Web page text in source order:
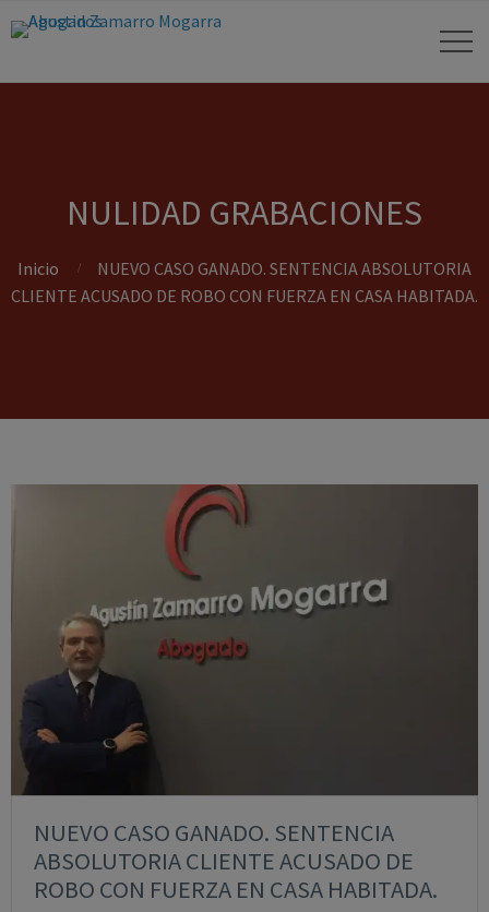
NULIDAD GRABACIONES
Inicio
NUEVO CASO GANADO. SENTENCIA ABSOLUTORIA
CLIENTE ACUSADO DE ROBO CON FUERZA EN CASA HABITADA.
NUEVO CASO GANADO. SENTENCIA
ABSOLUTORIA CLIENTE ACUSADO DE
ROBO CON FUERZA EN CASA HABITADA.